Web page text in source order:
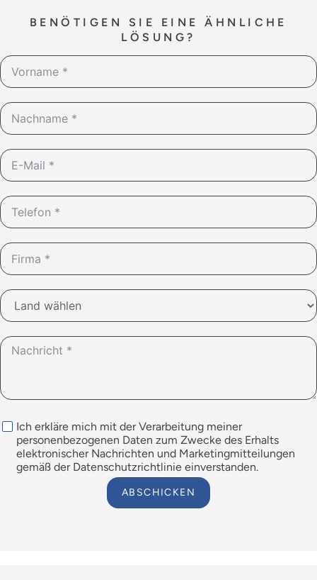
BENÖTIGEN SIE EINE ÄHNLICHE
LÖSUNG?
Ich erkläre mich mit der Verarbeitung meiner
personenbezogenen Daten zum Zwecke des Erhalts
elektronischer Nachrichten und Marketingmitteilungen
gemäß der Datenschutzrichtlinie einverstanden.
ABSCHICKEN